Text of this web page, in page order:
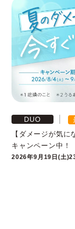
DUO
【ダメージが気
キャンペーン中！
2026年9月19日(土